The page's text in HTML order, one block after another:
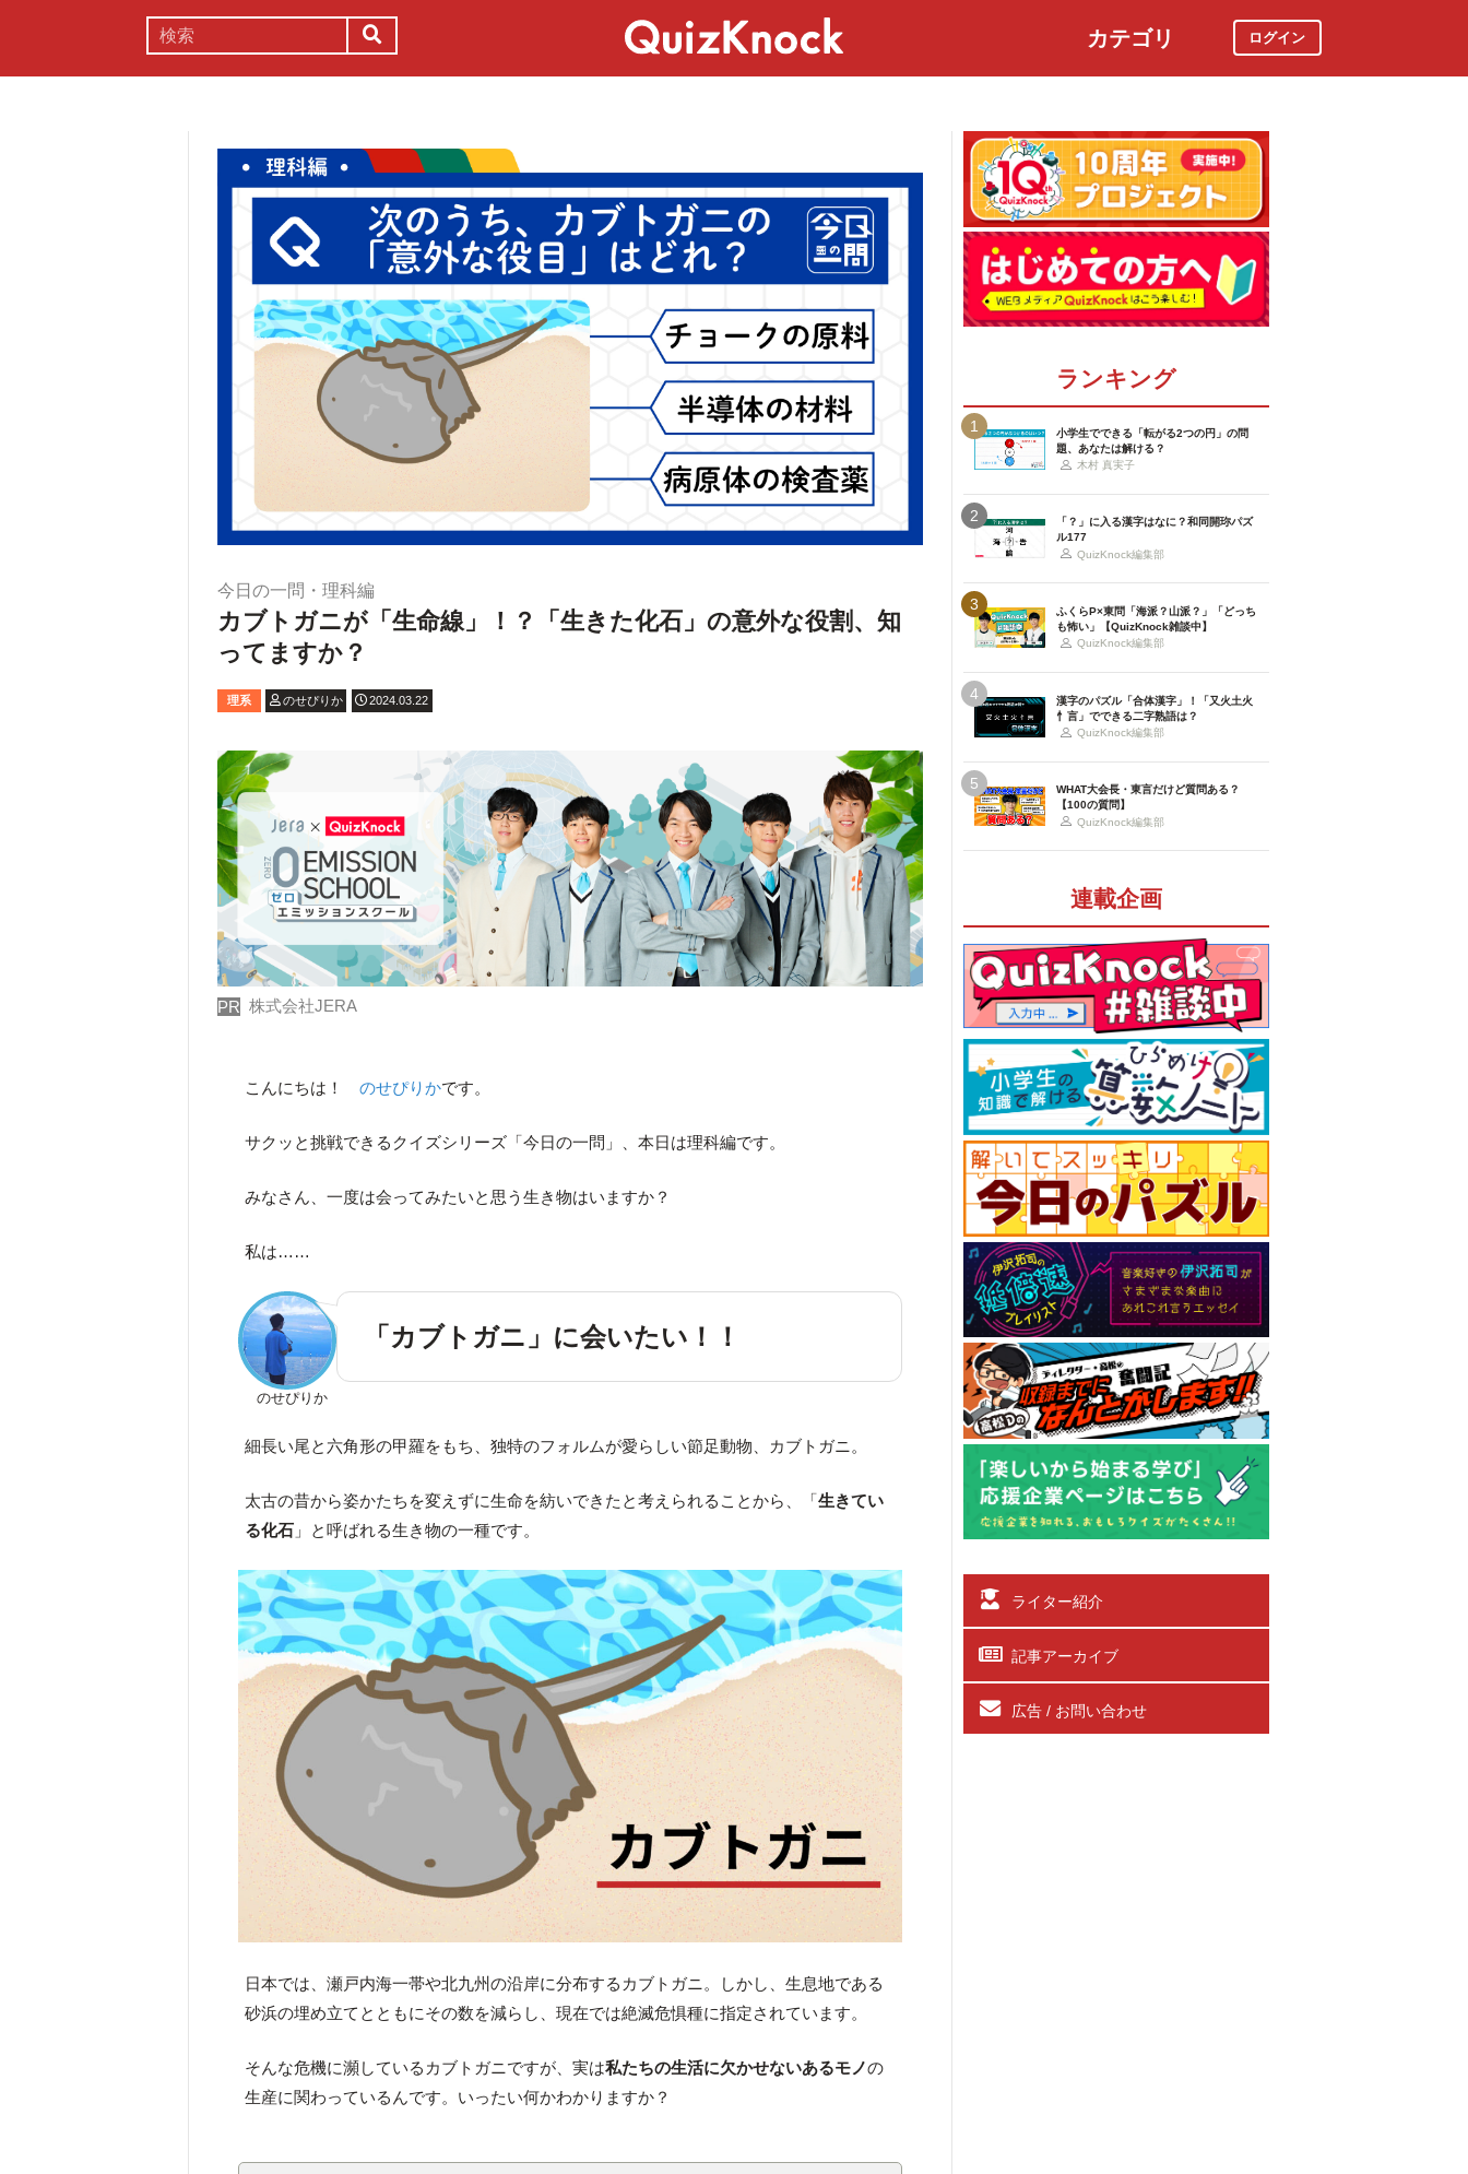
カテゴリ ログイン
今日の一問・理科編
カブトガニが「生命線」！？「生きた化石」の意外な役割、知
ってますか？
理系 のせぴりか 2024.03.22
PR 株式会社JERA
こんにちは！のせぴりかです。
サクッと挑戦できるクイズシリーズ「今日の一問」、本日は理科編です。
みなさん、一度は会ってみたいと思う生き物はいますか？
私は……
のせぴりか
「カブトガニ」に会いたい！！
細長い尾と六角形の甲羅をもち、独特のフォルムが愛らしい節足動物、カブトガニ。
太古の昔から姿かたちを変えずに生命を紡いできたと考えられることから、「生きてい
る化石 」と呼ばれる生き物の一種です。
日本では、瀬戸内海一帯や北九州の沿岸に分布するカブトガニ。しかし、生息地である
砂浜の埋め立てとともにその数を減らし、現在では絶滅危惧種に指定されています。
そんな危機に瀕しているカブトガニですが、実は私たちの生活に欠かせないあるモノの
生産に関わっているんです。いったい何かわかりますか？
ランキング
1
小学生でできる「転がる2つの円」の問
題、あなたは解ける？
木村 真実子
2
「？」に入る漢字はなに？和同開珎パズ
ル177
QuizKnock編集部
3
ふくらP×東問「海派？山派？」「どっち
も怖い」【QuizKnock雑談中】
QuizKnock編集部
4
漢字のパズル「合体漢字」！「又火土火
忄言」でできる二字熟語は？
QuizKnock編集部
5
WHAT大会長・東言だけど質問ある？
【100の質問】
QuizKnock編集部
連載企画
ライター紹介
記事アーカイブ
広告 / お問い合わせ